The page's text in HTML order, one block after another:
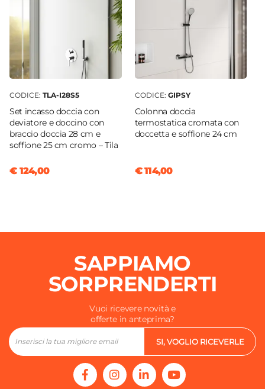
CODICE: TLA-I28S5
Set incasso doccia con
deviatore e doccino con
braccio doccia 28 cm e
soffione 25 cm cromo – Tila
€ 124,00
CODICE: GIPSY
Colonna doccia
termostatica cromata con
doccetta e soffione 24 cm
€ 114,00
SAPPIAMO
SORPRENDERTI
Vuoi ricevere novità e
offerte in anteprima?
SI, VOGLIO RICEVERLE